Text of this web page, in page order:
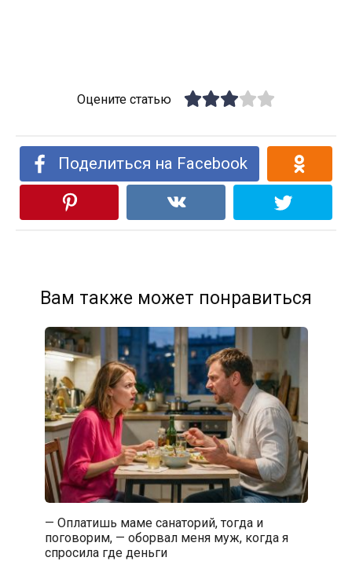
Оцените статью
Поделиться на Facebook
Вам также может понравиться
— Оплатишь маме санаторий, тогда и
поговорим, — оборвал меня муж, когда я
спросила где деньги